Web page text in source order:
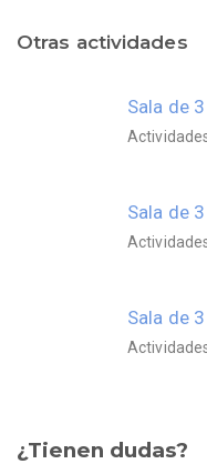
Otras actividades
Sala de
Sala de
Sala de
¿Tienen dudas?